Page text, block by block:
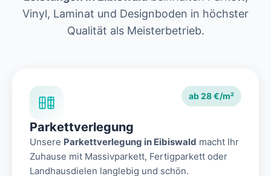
Vinyl, Laminat und Designboden in höchster
Qualität als Meisterbetrieb.
ab 28 €/m²
Parkettverlegung
Unsere Parkettverlegung in Eibiswald macht Ihr
Zuhause mit Massivparkett, Fertigparkett oder
Landhausdielen langlebig und schön.